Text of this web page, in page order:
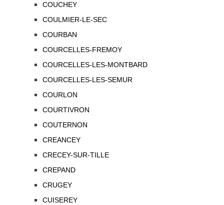
COUCHEY
COULMIER-LE-SEC
COURBAN
COURCELLES-FREMOY
COURCELLES-LES-MONTBARD
COURCELLES-LES-SEMUR
COURLON
COURTIVRON
COUTERNON
CREANCEY
CRECEY-SUR-TILLE
CREPAND
CRUGEY
CUISEREY